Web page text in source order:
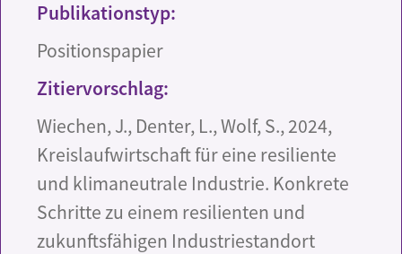
Publikationstyp:
Positionspapier
Zitiervorschlag:
Wiechen, J., Denter, L., Wolf, S., 2024,
Kreislaufwirtschaft für eine resiliente
und klimaneutrale Industrie. Konkrete
Schritte zu einem resilienten und
zukunftsfähigen Industriestandort